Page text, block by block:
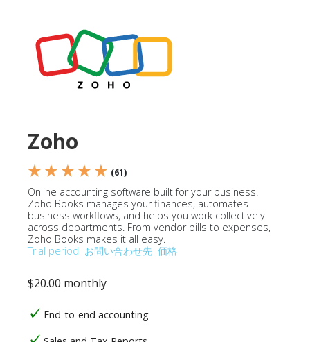
Zoho
★ ★ ★ ★ ★ (61)
Online accounting software built for your business.
Zoho Books manages your finances, automates
business workflows, and helps you work collectively
across departments. From vendor bills to expenses,
Zoho Books makes it all easy.
Trial period お問い合わせ先 価格
$20.00 monthly
End-to-end accounting